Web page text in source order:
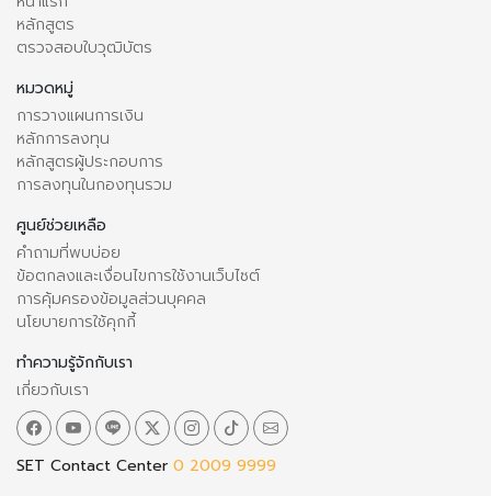
หลักสูตร
ตรวจสอบใบวุฒิบัตร
หมวดหมู่
การวางแผนการเงิน
หลักการลงทุน
หลักสูตรผู้ประกอบการ
การลงทุนในกองทุนรวม
ศูนย์ช่วยเหลือ
คำถามที่พบบ่อย
ข้อตกลงและเงื่อนไขการใช้งานเว็บไซต์
การคุ้มครองข้อมูลส่วนบุคคล
นโยบายการใช้คุกกี้
ทำความรู้จักกับเรา
เกี่ยวกับเรา
SET Contact Center 0 2009 9999